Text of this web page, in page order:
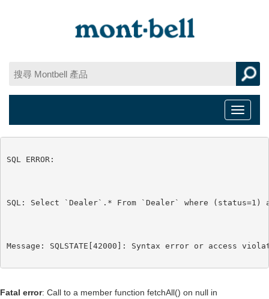
Toggle
SQL ERROR:
SQL: Select `Dealer`.* From `Dealer` where (status=1)
Message: SQLSTATE[42000]: Syntax error or access
Fatal error: Call to a member function fetchAll() on null in